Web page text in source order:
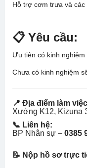
Hỗ trợ cơm trưa và các
📋 Yêu cầu:
Ưu tiên có kinh
Chưa có kinh nghiệm
📍 Địa điểm làm
Xưởng K12, Kizuna
📞 Liên hệ:
BP Nhân sự – 0385
📝 Nộp hồ sơ trực